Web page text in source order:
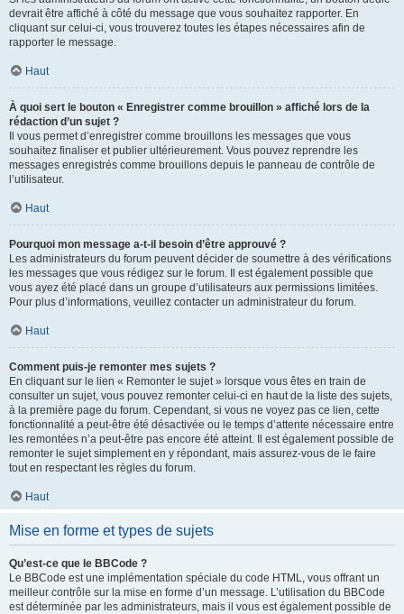
devrait être affiché à côté du message que vous souhaitez rapporter. En
cliquant sur celui-ci, vous trouverez toutes les étapes nécessaires afin de
rapporter le message.
Haut
À quoi sert le bouton « Enregistrer comme brouillon » affiché lors de la
rédaction d’un sujet ?
Il vous permet d’enregistrer comme brouillons les messages que vous
souhaitez finaliser et publier ultérieurement. Vous pouvez reprendre les
messages enregistrés comme brouillons depuis le panneau de contrôle de
l’utilisateur.
Haut
Pourquoi mon message a-t-il besoin d’être approuvé ?
Les administrateurs du forum peuvent décider de soumettre à des vérifications
les messages que vous rédigez sur le forum. Il est également possible que
vous ayez été placé dans un groupe d’utilisateurs aux permissions limitées.
Pour plus d’informations, veuillez contacter un administrateur du forum.
Haut
Comment puis-je remonter mes sujets ?
En cliquant sur le lien « Remonter le sujet » lorsque vous êtes en train de
consulter un sujet, vous pouvez remonter celui-ci en haut de la liste des sujets,
à la première page du forum. Cependant, si vous ne voyez pas ce lien, cette
fonctionnalité a peut-être été désactivée ou le temps d’attente nécessaire entre
les remontées n’a peut-être pas encore été atteint. Il est également possible de
remonter le sujet simplement en y répondant, mais assurez-vous de le faire
tout en respectant les règles du forum.
Haut
Mise en forme et types de sujets
Qu’est-ce que le BBCode ?
Le BBCode est une implémentation spéciale du code HTML, vous offrant un
meilleur contrôle sur la mise en forme d’un message. L’utilisation du BBCode
est déterminée par les administrateurs, mais il vous est également possible de